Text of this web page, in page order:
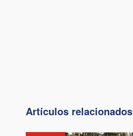
Artículos relacionados